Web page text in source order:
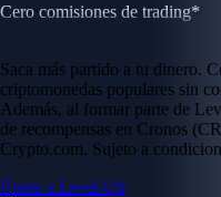
Cero comisiones de trading*
Saca más partido a tu dinero.
criptomonedas populares sin
Además, al formar parte de
de recompensas en Cronos
Crypto.com. Sujeto a
Únete a Level Up